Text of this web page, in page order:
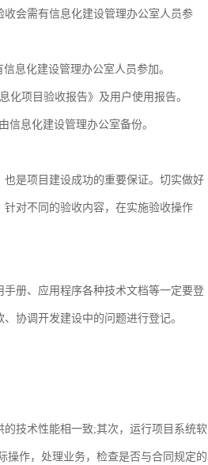
会需有信息化建设管理办公室人员参
息化建设管理办公室人员参加。
化项目验收报告》及用户使用报告。
信息化建设管理办公室备份。
是项目建设成功的重要保证。切实做好
对不同的验收内容，在实施验收操作
册、应用程序各种技术文档等一定要登
协调开发建设中的问题进行登记。
技术性能相一致;其次，运行项目系统软
操作，处理业务，检查是否与合同规定的